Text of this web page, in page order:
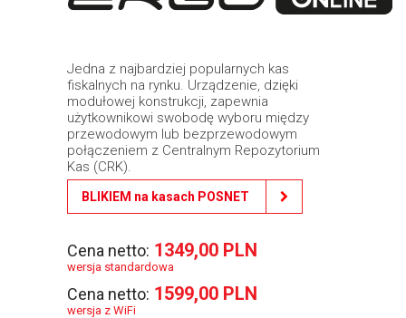
Jedna z najbardziej popularnych kas
fiskalnych na rynku. Urządzenie, dzięki
modułowej konstrukcji, zapewnia
użytkownikowi swobodę wyboru między
przewodowym lub bezprzewodowym
połączeniem z Centralnym Repozytorium
Kas (CRK).
BLIKIEM na kasach POSNET
Cena netto: 1349,00 PLN
wersja standardowa
Cena netto: 1599,00 PLN
wersja z WiFi